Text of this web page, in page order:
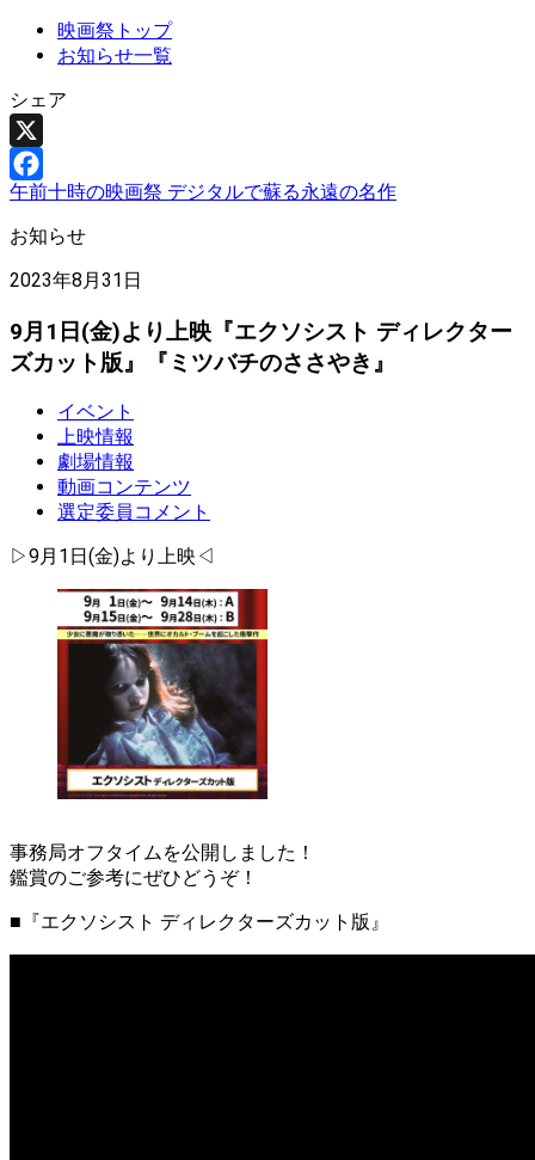
映画祭トップ
お知らせ一覧
シェア
X
Facebook
午前十時の映画祭 デジタルで蘇る永遠の名作
お知らせ
2023年8月31日
9月1日(金)より上映『エクソシスト ディレクター
ズカット版』『ミツバチのささやき』
イベント
上映情報
劇場情報
動画コンテンツ
選定委員コメント
▷9月1日(金)より上映◁
事務局オフタイムを公開しました！
鑑賞のご参考にぜひどうぞ！
■『エクソシスト ディレクターズカット版』